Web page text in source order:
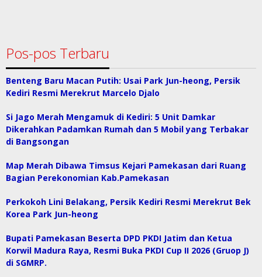
Pos-pos Terbaru
Benteng Baru Macan Putih: Usai Park Jun-heong, Persik
Kediri Resmi Merekrut Marcelo Djalo
Si Jago Merah Mengamuk di Kediri: 5 Unit Damkar
Dikerahkan Padamkan Rumah dan 5 Mobil yang Terbakar
di Bangsongan
Map Merah Dibawa Timsus Kejari Pamekasan dari Ruang
Bagian Perekonomian Kab.Pamekasan
Perkokoh Lini Belakang, Persik Kediri Resmi Merekrut Bek
Korea Park Jun-heong
Bupati Pamekasan Beserta DPD PKDI Jatim dan Ketua
Korwil Madura Raya, Resmi Buka PKDI Cup II 2026 (Gruop J)
di SGMRP.